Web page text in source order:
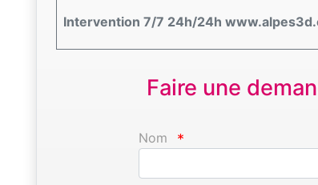
Intervention 7/7 24h/24h
Faire une
Nom *